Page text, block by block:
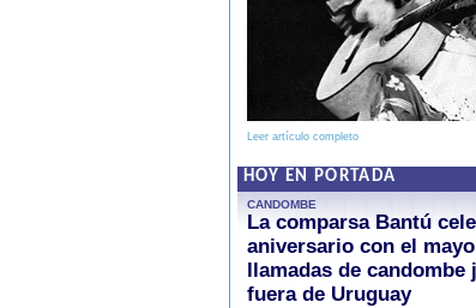
Leer artículo completo
HOY EN PORTADA
CANDOMBE
La comparsa Bantú
aniversario con el
llamadas de candombe
fuera de Uruguay